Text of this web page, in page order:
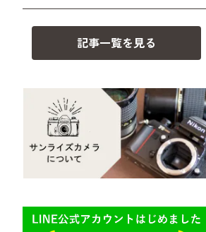
BESSA
YASHICA（ヤシカ）
Mamiya（マミヤ）
M645,二眼レフ
Plaubel（プラウベル）
K（ペンタックス）
CY（ヤシカコンタックス）
M（ライカ）
R（ライカ）
E（ソニー）
AR（コニカ）
記事一覧を見る